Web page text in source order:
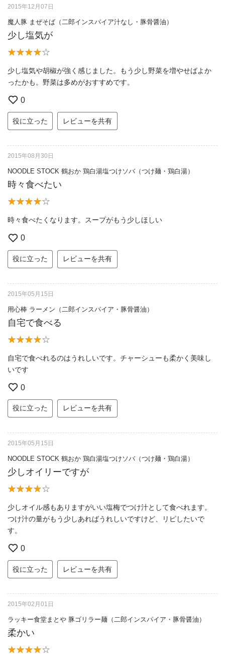
2015年12月07日
魔人豚 まぜそば（二郎インスパイア汁なし・豚骨醤油）
少し塩気が
少し塩気や胡椒が強く感じました。もう少し野菜を増やせばよか
ったかも。野菜は多めがおすすめです。
0
役に立った レビューを共有
2015年08月30日
NOODLE STOCK 鶴おか 鶏白湯塩つけソバ（つけ麺・鶏白湯）
時々食べたい
時々食べたくなります。スープがもう少しほしい
0
役に立った レビューを共有
2015年05月15日
用心棒 ラーメン（二郎インスパイア・豚骨醤油）
自宅で食べる
自宅で食べれるのはうれしいです。チャーシューも柔かく美味し
いです
0
役に立った レビューを共有
2015年05月15日
NOODLE STOCK 鶴おか 鶏白湯塩つけソバ（つけ麺・鶏白湯）
少しオイリーですが
少しオイル感もありますがいい塩梅でつけ汁として食べれます。
つけ汁の量がもう少しあればうれしいですけど、リピしたいで
す。
0
役に立った レビューを共有
2015年02月01日
ラッキー食堂まとや 豚ゴリラー麺（二郎インスパイア・豚骨醤油）
柔かい